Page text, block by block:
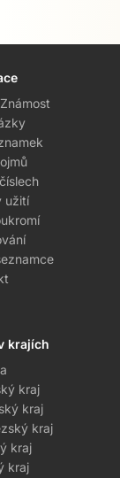
užití
krajích
kraj
kraj
kraj
kraj
kraj